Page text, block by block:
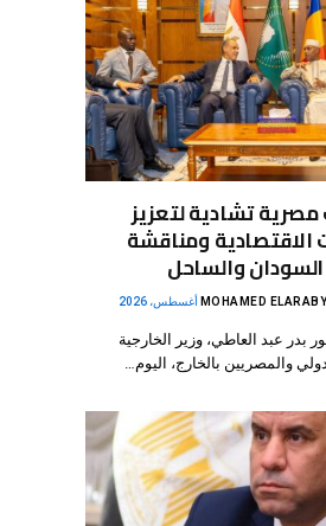
مصرية تشادية لتعزيز
الاقتصادية ومناقشة
والساحل
MOHAMED ELARABY
بدر عبد العاطي، وزير الخارجية
والمصريين بالخارج، اليوم…